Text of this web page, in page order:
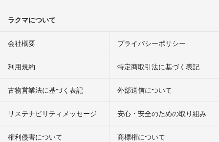
ラクマについて
会社概要 プライバシーポリシー
利用規約 特定商取引法に基づく表記
古物営業法に基づく表記 外部送信について
サステナビリティメッセージ 安心・安全のための取り組み
権利侵害について
商標権について